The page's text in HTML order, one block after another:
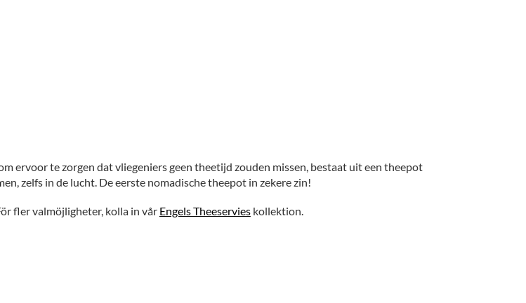
ervoor te zorgen dat vliegeniers geen theetijd zouden missen, bestaat uit een theepot
zelfs in de lucht. De eerste nomadische theepot in zekere zin!
fler valmöjligheter, kolla in vår Engels Theeservieskollektion.